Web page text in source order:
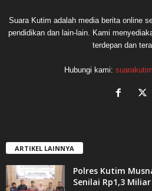
Suara Kutim adalah media berita online
pendidikan dan lain-lain. Kami
terdepan dan
Hubungi kami:
ARTIKEL LAINNYA
Polres Kutim
Senilai Rp1,3 Miliar